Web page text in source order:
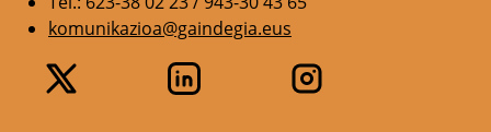
komunikazioa@gaindegia.eus